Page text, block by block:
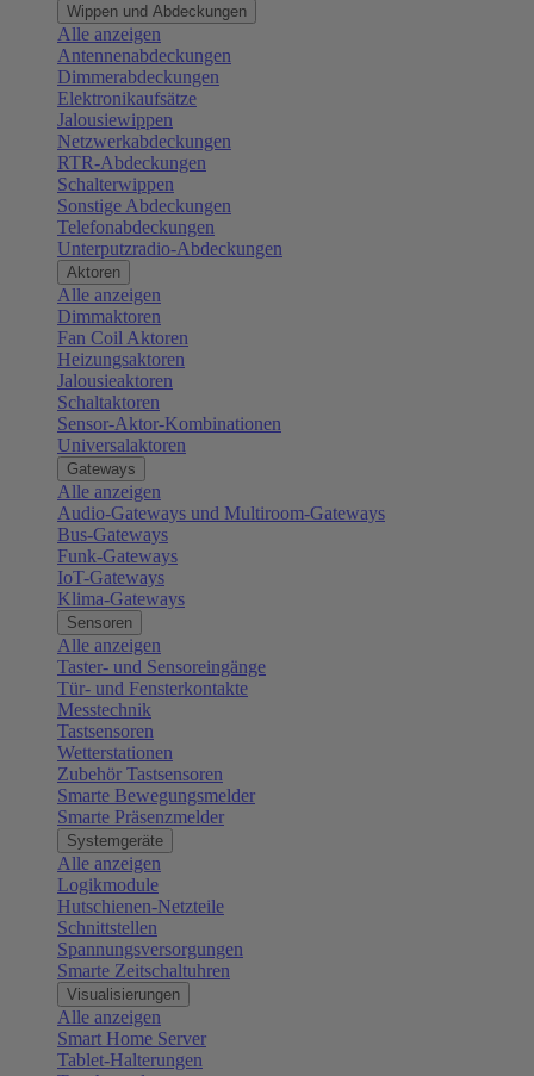
Wippen und Abdeckungen
Alle anzeigen
Antennenabdeckungen
Dimmerabdeckungen
Elektronikaufsätze
Jalousiewippen
Netzwerkabdeckungen
RTR-Abdeckungen
Schalterwippen
Sonstige Abdeckungen
Telefonabdeckungen
Unterputzradio-Abdeckungen
Aktoren
Alle anzeigen
Dimmaktoren
Fan Coil Aktoren
Heizungsaktoren
Jalousieaktoren
Schaltaktoren
Sensor-Aktor-Kombinationen
Universalaktoren
Gateways
Alle anzeigen
Audio-Gateways und Multiroom-Gateways
Bus-Gateways
Funk-Gateways
IoT-Gateways
Klima-Gateways
Sensoren
Alle anzeigen
Taster- und Sensoreingänge
Tür- und Fensterkontakte
Messtechnik
Tastsensoren
Wetterstationen
Zubehör Tastsensoren
Smarte Bewegungsmelder
Smarte Präsenzmelder
Systemgeräte
Alle anzeigen
Logikmodule
Hutschienen-Netzteile
Schnittstellen
Spannungsversorgungen
Smarte Zeitschaltuhren
Visualisierungen
Alle anzeigen
Smart Home Server
Tablet-Halterungen